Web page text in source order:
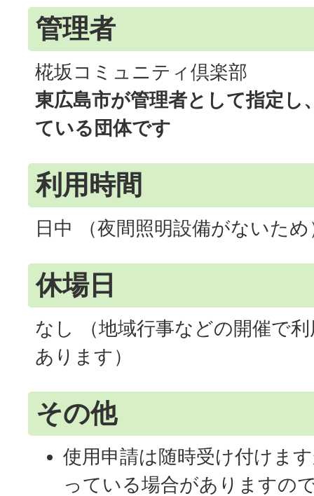
管理者
椛坂コミュニティ倶楽部
東広島市が管理者として指定し
ている団体です
利用時間
日中 （夜間照明設備がないため
休場日
なし （地域行事などの開催で
あります）
その他
使用申請は随時受け付けま
っている場合がありますの